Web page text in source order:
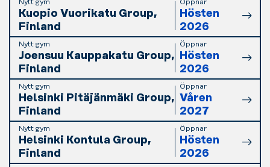
Nytt gym
Kuopio Vuorikatu Group,
Finland
Öppnar
Hösten
2026
Nytt gym
Joensuu Kauppakatu Group,
Finland
Öppnar
Hösten
2026
Nytt gym
Helsinki Pitäjänmäki Group,
Finland
Öppnar
Våren
2027
Nytt gym
Helsinki Kontula Group,
Finland
Öppnar
Hösten
2026